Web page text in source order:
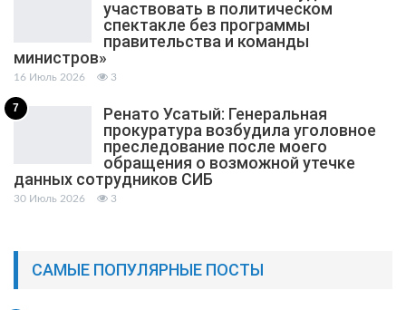
участвовать в политическом
спектакле без программы
правительства и команды
министров»
16 Июль 2026 3
7
Ренато Усатый: Генеральная
прокуратура возбудила уголовное
преследование после моего
обращения о возможной утечке
данных сотрудников СИБ
30 Июль 2026 3
САМЫЕ ПОПУЛЯРНЫЕ ПОСТЫ